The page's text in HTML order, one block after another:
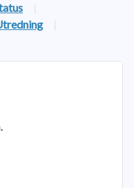
|
|